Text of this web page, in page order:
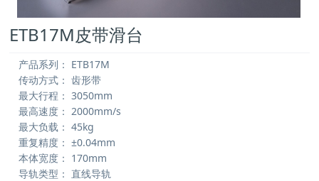
ETB17M皮带滑台
产品系列： ETB17M
传动方式： 齿形带
最大行程： 3050mm
最高速度： 2000mm/s
最大负载： 45kg
重复精度： ±0.04mm
本体宽度： 170mm
导轨类型： 直线导轨